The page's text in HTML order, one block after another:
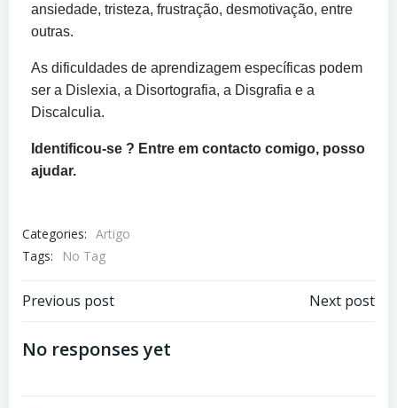
ansiedade, tristeza, frustração, desmotivação, entre
outras.
As dificuldades de aprendizagem específicas podem
ser a Dislexia, a Disortografia, a Disgrafia e a
Discalculia.
Identificou-se ? Entre em contacto comigo, posso
ajudar.
Categories: Artigo
Tags:
No Tag
Previous post Next post
No responses yet